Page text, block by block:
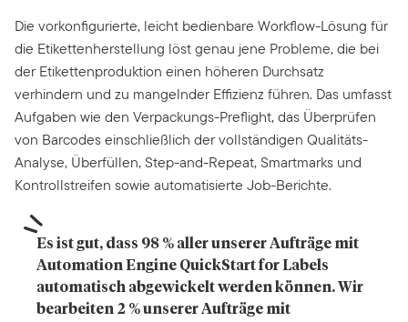
Die vorkonfigurierte, leicht bedienbare Workflow-Lösung für
die Etikettenherstellung löst genau jene Probleme, die bei
der Etikettenproduktion einen höheren Durchsatz
verhindern und zu mangelnder Effizienz führen. Das umfasst
Aufgaben wie den Verpackungs-Preflight, das Überprüfen
von Barcodes einschließlich der vollständigen Qualitäts-
Analyse, Überfüllen, Step-and-Repeat, Smartmarks und
Kontrollstreifen sowie automatisierte Job-Berichte.
Es ist gut, dass 98 % aller unserer Aufträge mit
Automation Engine QuickStart for Labels
automatisch abgewickelt werden können. Wir
bearbeiten 2 % unserer Aufträge mit